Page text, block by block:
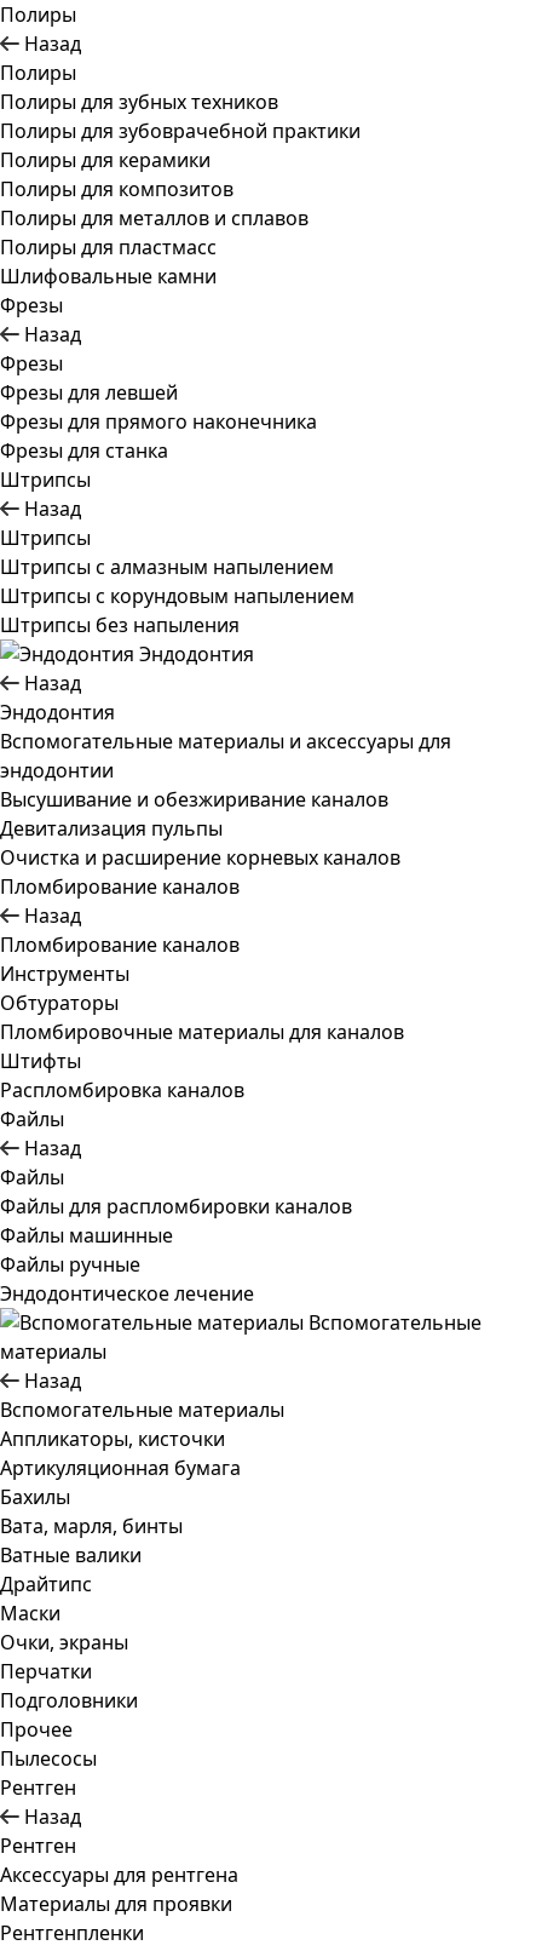
Полиры
Назад
Полиры
Полиры для зубных техников
Полиры для зубоврачебной практики
Полиры для керамики
Полиры для композитов
Полиры для металлов и сплавов
Полиры для пластмасс
Шлифовальные камни
Фрезы
Назад
Фрезы
Фрезы для левшей
Фрезы для прямого наконечника
Фрезы для станка
Штрипсы
Назад
Штрипсы
Штрипсы c алмазным напылением
Штрипсы c корундовым напылением
Штрипсы без напыления
Эндодонтия
Назад
Эндодонтия
Вспомогательные материалы и аксессуары для
эндодонтии
Высушивание и обезжиривание каналов
Девитализация пульпы
Очистка и расширение корневых каналов
Пломбирование каналов
Назад
Пломбирование каналов
Инструменты
Обтураторы
Пломбировочные материалы для каналов
Штифты
Распломбировка каналов
Файлы
Назад
Файлы
Файлы для распломбировки каналов
Файлы машинные
Файлы ручные
Эндодонтическое лечение
Вспомогательные
материалы
Назад
Вспомогательные материалы
Аппликаторы, кисточки
Артикуляционная бумага
Бахилы
Вата, марля, бинты
Ватные валики
Драйтипс
Маски
Очки, экраны
Перчатки
Подголовники
Прочее
Пылесосы
Рентген
Назад
Рентген
Аксессуары для рентгена
Материалы для проявки
Рентгенпленки